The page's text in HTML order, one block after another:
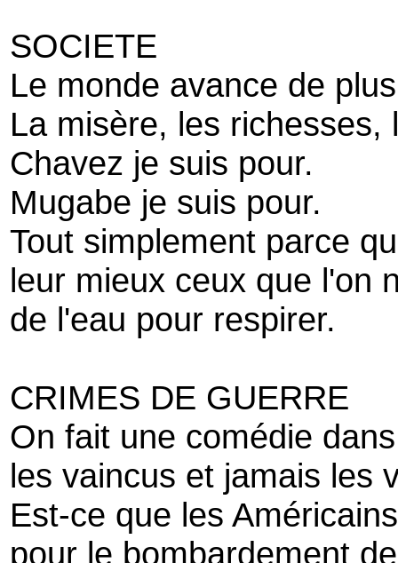
SOCIETE
Le monde avance de
La misère, les richesses,
Chavez je suis pour.
Mugabe je suis pour.
Tout simplement parce
leur mieux ceux que l'on
de l'eau pour respirer.
CRIMES DE GUERRE
On fait une comédie
les vaincus et jamais les
Est-ce que les
pour le bombardement